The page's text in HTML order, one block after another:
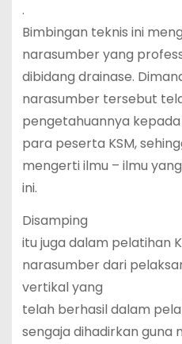
.
Bimbingan teknis ini
narasumber yang
dibidang drainase.
narasumber tersebut
pengetahuannya kepada
para peserta KSM,
mengerti ilmu – ilmu
ini.
Disamping
itu juga dalam pelatihan
narasumber dari
vertikal yang
telah berhasil dalam
sengaja dihadirkan guna